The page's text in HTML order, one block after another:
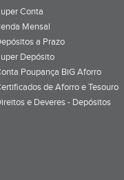
Conta
Mensal
a Prazo
Depósito
Poupança BiG Aforro
de Aforro e Tesouro
e Deveres - Depósitos